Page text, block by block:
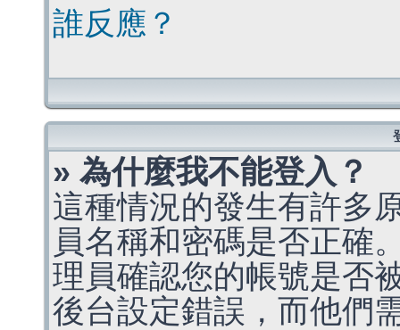
誰反應？
» 為什麼我不能登入？
這種情況的發生有許多
員名稱和密碼是否正確
理員確認您的帳號是否
後台設定錯誤，而他們